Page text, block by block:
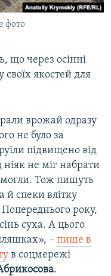
фото
що через осінні
якостей для
врожай одразу
не було за
підвищено від
не міг набрати
могли. Тож пишуть
й спеки влітку
Попереднього року,
суха. А цього
– пише в
в соцмережі
.